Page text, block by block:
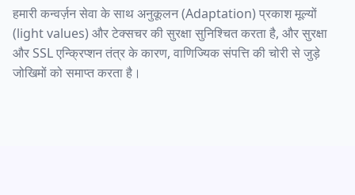
हमारी कन्वर्ज़न सेवा के साथ अनुकूलन (Adaptation) प्रकाश मूल्यों
(light values) और टेक्सचर की सुरक्षा सुनिश्चित करता है, और सुरक्षा
और SSL एन्क्रिप्शन तंत्र के कारण, वाणिज्यिक संपत्ति की चोरी से जुड़े
जोखिमों को समाप्त करता है।